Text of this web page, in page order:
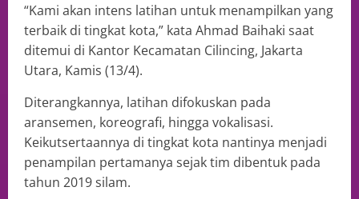
“Kami akan intens latihan untuk menampilkan yang
terbaik di tingkat kota,” kata Ahmad Baihaki saat
ditemui di Kantor Kecamatan Cilincing, Jakarta
Utara, Kamis (13/4).
Diterangkannya, latihan difokuskan pada
aransemen, koreografi, hingga vokalisasi.
Keikutsertaannya di tingkat kota nantinya menjadi
penampilan pertamanya sejak tim dibentuk pada
tahun 2019 silam.